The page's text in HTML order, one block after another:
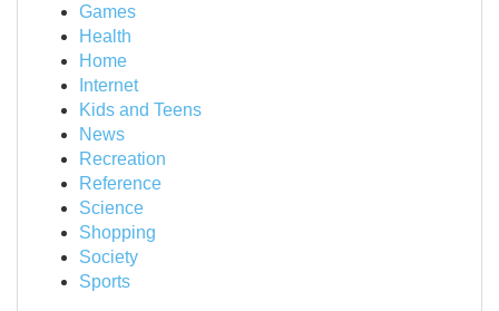
Games
Health
Home
Internet
Kids and Teens
News
Recreation
Reference
Science
Shopping
Society
Sports